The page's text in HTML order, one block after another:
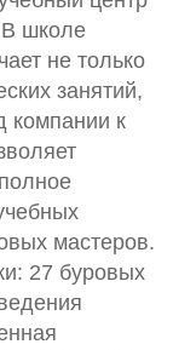
В школе
не только
занятий,
компании к
мастеров.
27 буровых